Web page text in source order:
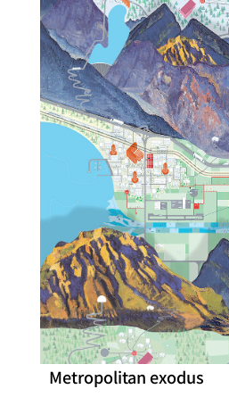
Metropolitan exodus